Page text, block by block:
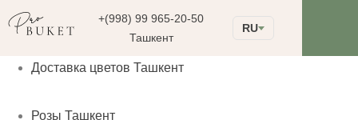
+(998) 99 965-20-50
Ташкент
RU
Доставка цветов Ташкент
Розы Ташкент